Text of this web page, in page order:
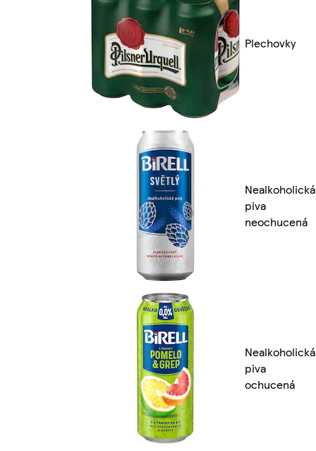
Plechovky
Nealkoholická
piva
neochucená
Nealkoholická
piva
ochucená